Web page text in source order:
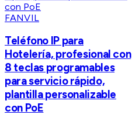
FANVIL
Teléfono IP para
Hotelería, profesional con
8 teclas programables
para servicio rápido,
plantilla personalizable
con PoE